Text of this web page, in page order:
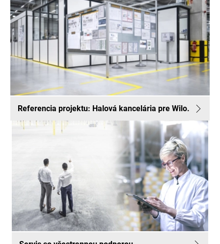
Referencia projektu: Halová kancelária pre Wilo.